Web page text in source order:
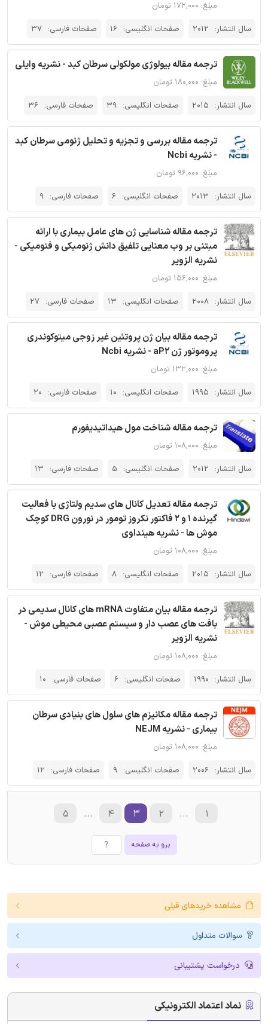
مبلغ: ۱۷۲,۰۰۰ تومان
سال انتشار: 2012 صفحات انگلیسی: 16 صفحات فارسی: 37
ترجمه مقاله بیولوژی مولکولی سرطان کبد - نشریه وایلی
مبلغ: ۱۸۰,۰۰۰ تومان
سال انتشار: 2015 صفحات انگلیسی: 39 صفحات فارسی: 36
ترجمه مقاله بررسی و تجزیه و تحلیل ژنومی سرطان کبد
- نشریه Ncbi
مبلغ: ۹۶,۰۰۰ تومان
سال انتشار: 2013 صفحات انگلیسی: 6 صفحات فارسی: 9
ترجمه مقاله شناسایی ژن های عامل بیماری با ارائه
مبتنی بر وب معنایی تلفیق دانش ژنومیکی و فنومیکی -
نشریه الزویر
مبلغ: ۱۵۶,۰۰۰ تومان
سال انتشار: 2008 صفحات انگلیسی: 13 صفحات فارسی: 27
ترجمه مقاله بیان ژن پروتئین غیر زوجی میتوکوندری
پروموتور ژن aP2 - نشریه Ncbi
مبلغ: ۱۳۲,۰۰۰ تومان
سال انتشار: 1995 صفحات انگلیسی: 10 صفحات فارسی: 20
ترجمه مقاله شناخت مول هیداتیدیفورم
مبلغ: ۱۰۸,۰۰۰ تومان
سال انتشار: 2012 صفحات انگلیسی: 5 صفحات فارسی: 13
ترجمه مقاله تعدیل کانال های سدیم ولتاژی با فعالیت
گیرنده 1 و 2 فاکتور نکروز تومور در نورون DRG کوچک
موش ها - نشریه هینداوی
مبلغ: ۱۰۸,۰۰۰ تومان
سال انتشار: 2015 صفحات انگلیسی: 8 صفحات فارسی: 12
ترجمه مقاله بیان متفاوت mRNA های کانال سدیمی در
بافت های عصب دار و سیستم عصبی محیطی موش -
نشریه الزویر
مبلغ: ۱۰۸,۰۰۰ تومان
سال انتشار: 1990 صفحات انگلیسی: 6 صفحات فارسی: 10
ترجمه مقاله مکانیزم های سلول های بنیادی سرطان
بیماری - نشریه NEJM
مبلغ: ۱۰۸,۰۰۰ تومان
سال انتشار: 2006 صفحات انگلیسی: 9 صفحات فارسی: 12
برو به صفحه
۱ ... ۲ ۳ ۴ ... ۵
مشاهده خریدهای قبلی
سوالات متداول
درخواست پشتیبانی
نماد اعتماد الکترونیکی